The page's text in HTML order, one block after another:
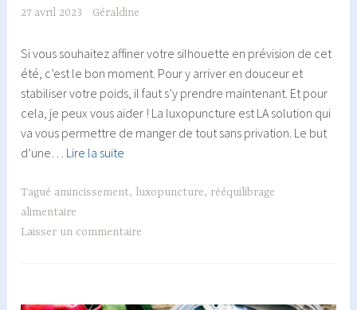
27 avril 2023 Géraldine
Si vous souhaitez affiner votre silhouette en prévision de cet
été, c’est le bon moment. Pour y arriver en douceur et
stabiliser votre poids, il faut s’y prendre maintenant. Et pour
cela, je peux vous aider ! La luxopuncture est LA solution qui
va vous permettre de manger de tout sans privation. Le but
d’une… Lire la suite
poids
l’été
Tagué amincissement, luxopuncture, rééquilibrage
alimentaire
Laisser un commentaire